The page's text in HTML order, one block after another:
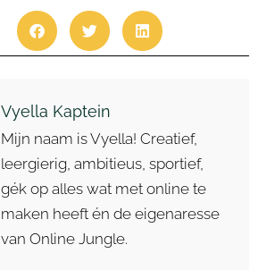
Vyella Kaptein
Mijn naam is Vyella! Creatief,
leergierig, ambitieus, sportief,
gék op alles wat met online te
maken heeft én de eigenaresse
van Online Jungle.